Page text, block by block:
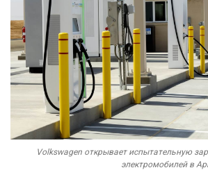
Volkswagen открывает испытательную
электромобилей в